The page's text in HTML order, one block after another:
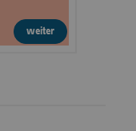
weiter